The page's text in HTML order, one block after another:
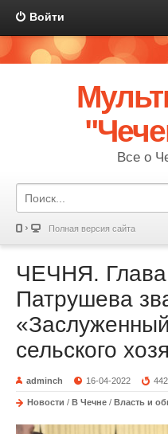
Войти
Все о
Полная версия сайта
ЧЕЧНЯ.
Патрушева
сельского
adminch 16-04-2022 442
Новости / В Чечне / Власть и